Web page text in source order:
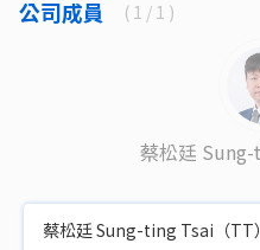
公司成員 ( 1 / 1 )
蔡松廷 Sung-
蔡松廷 Sung-ting Tsai（TT）